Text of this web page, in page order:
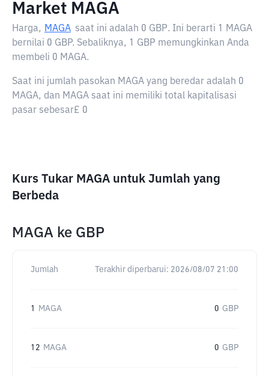
Market MAGA
Harga, MAGA saat ini adalah 0 GBP. Ini berarti 1 MAGA
bernilai 0 GBP. Sebaliknya, 1 GBP memungkinkan Anda
membeli 0 MAGA.
Saat ini jumlah pasokan MAGA yang beredar adalah 0
MAGA, dan MAGA saat ini memiliki total kapitalisasi
pasar sebesar£ 0
Kurs Tukar MAGA untuk Jumlah yang
Berbeda
MAGA ke GBP
Jumlah Terakhir diperbarui: 2026/08/07 21:00
1 MAGA 0 GBP
12 MAGA 0 GBP